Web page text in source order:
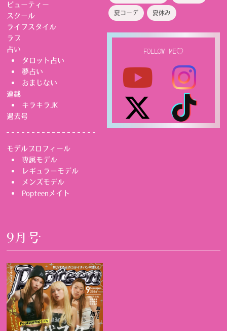
ビューティー
スクール
ライフスタイル
ラブ
占い
タロット占い
夢占い
おまじない
連載
キラキラJK
過去号
モデルプロフィール
専属モデル
レギュラーモデル
メンズモデル
Popteenメイト
夏コーデ 夏休み
FOLLOW ME♡
9月号